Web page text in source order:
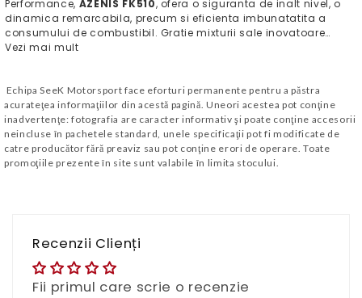
Performance, AZENIS FK510, ofera o siguranta de inalt nivel, o
dinamica remarcabila, precum si eficienta imbunatatita a
consumului de combustibil. Gratie mixturii sale inovatoare…
Vezi mai mult
Echipa SeeK Motorsport face eforturi permanente pentru a păstra
acurateţea informaţiilor din acestă pagină. Uneori acestea pot conţine
inadvertenţe: fotografia are caracter informativ şi poate conţine accesorii
neincluse în pachetele standard, unele specificaţii pot fi modificate de
catre producător fără preaviz sau pot conţine erori de operare. Toate
promoţiile prezente în site sunt valabile în limita stocului.
Recenzii Clienți
Fii primul care scrie o recenzie